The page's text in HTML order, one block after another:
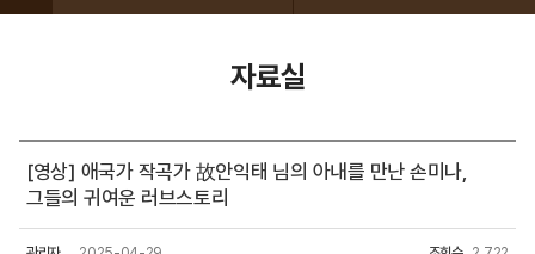
자료실
[영상] 애국가 작곡가 故안익태 님의 아내를 만난 손미나,
그들의 귀여운 러브스토리